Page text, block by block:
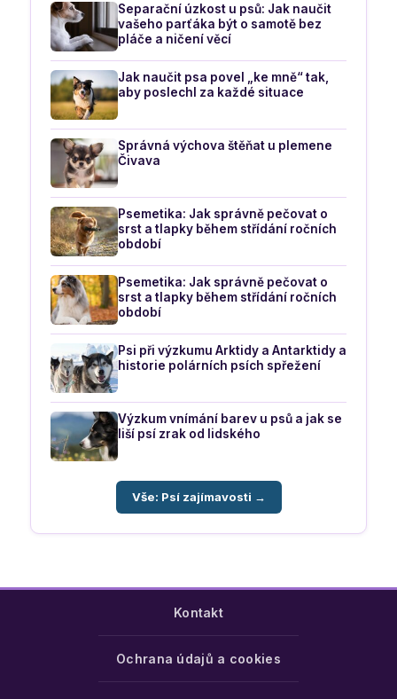
Separační úzkost u psů: Jak naučit
vašeho parťáka být o samotě bez
pláče a ničení věcí
Jak naučit psa povel „ke mně“ tak,
aby poslechl za každé situace
Správná výchova štěňat u plemene
Čivava
Psemetika: Jak správně pečovat o
srst a tlapky během střídání ročních
období
Psemetika: Jak správně pečovat o
srst a tlapky během střídání ročních
období
Psi při výzkumu Arktidy a Antarktidy a
historie polárních psích spřežení
Výzkum vnímání barev u psů a jak se
liší psí zrak od lidského
Vše: Psí zajímavosti →
Kontakt
Ochrana údajů a cookies